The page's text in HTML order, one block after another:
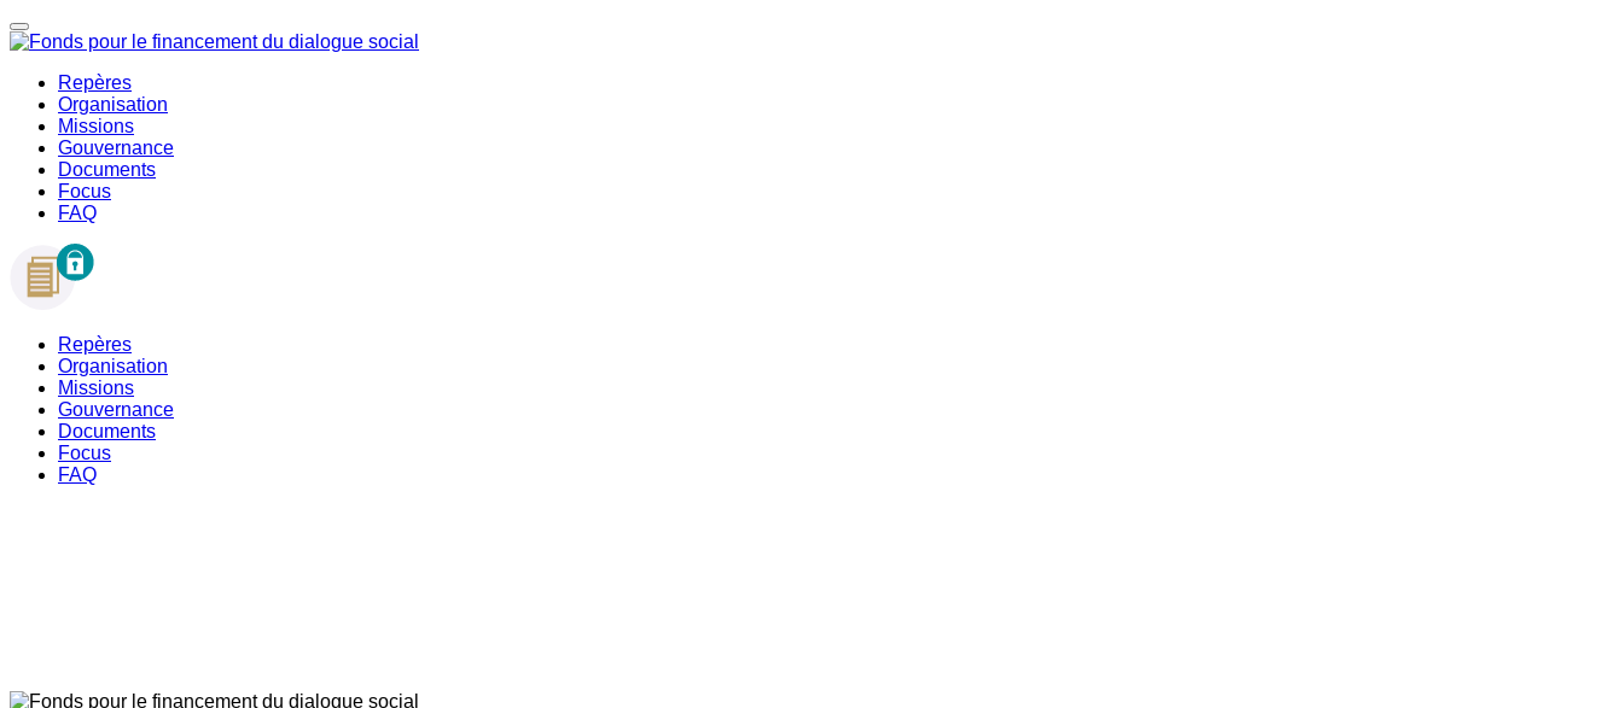
Repères
Organisation
Missions
Gouvernance
Documents
Focus
FAQ
Repères
Organisation
Missions
Gouvernance
Documents
Focus
FAQ